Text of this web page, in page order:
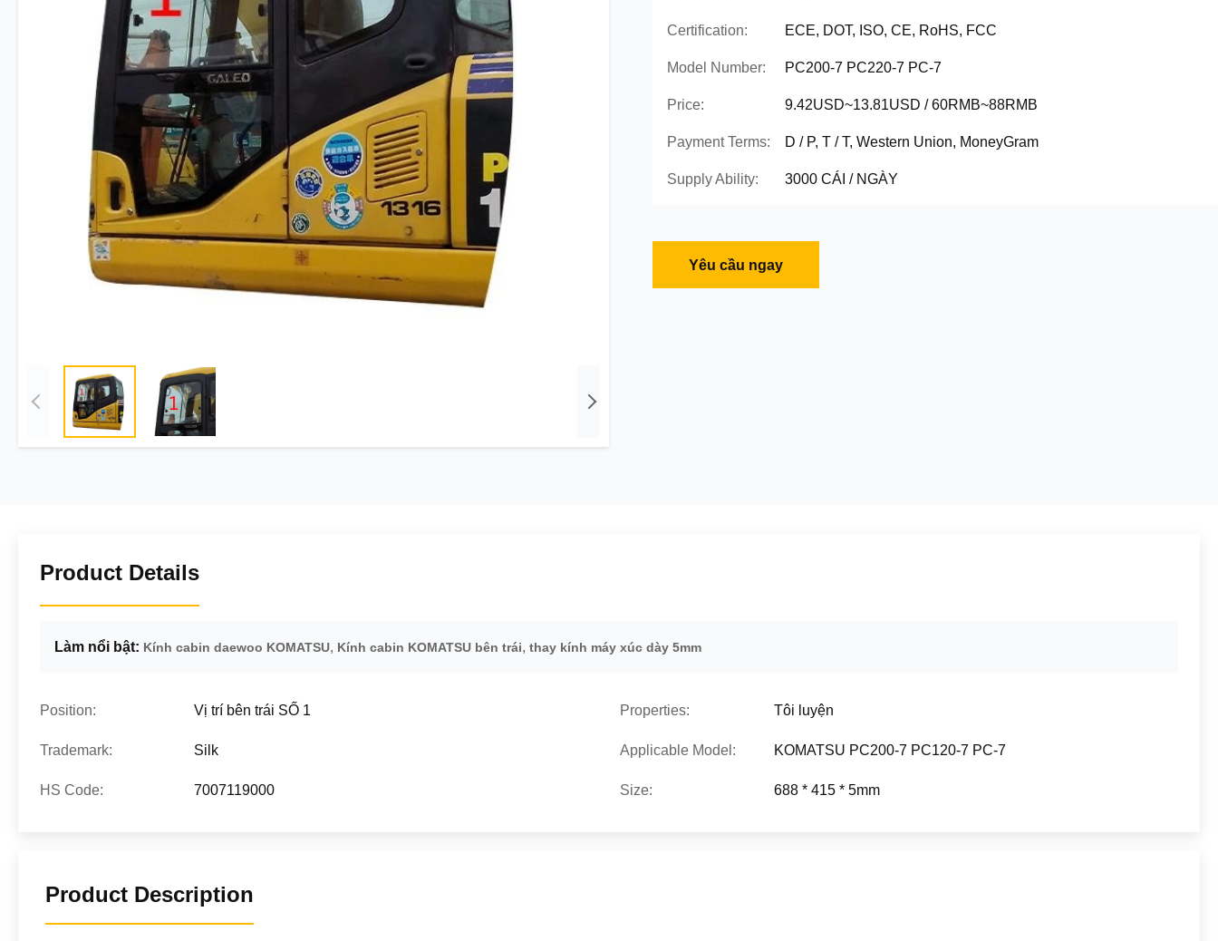
Certification: ECE, DOT, ISO, CE, RoHS, FCC
Model Number: PC200-7 PC220-7 PC-7
Price: 9.42USD~13.81USD / 60RMB~88RMB
Payment Terms: D / P, T / T, Western Union, MoneyGram
Supply Ability: 3000 CÁI / NGÀY
Yêu cầu ngay
Product Details
Làm nổi bật: Kính cabin daewoo KOMATSU, Kính cabin KOMATSU bên trái, thay kính máy xúc dày 5mm
Position: Vị trí bên trái SỐ 1 Properties: Tôi luyện
Trademark: Silk Applicable Model: KOMATSU PC200-7 PC120-7 PC-7
HS Code: 7007119000 Size: 688 * 415 * 5mm
Product Description